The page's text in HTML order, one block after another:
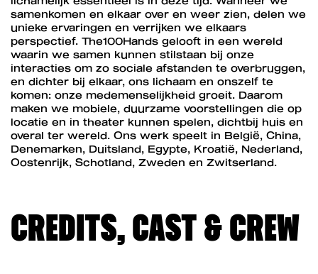
samenkomen en elkaar over en weer zien, delen we
unieke ervaringen en verrijken we elkaars
perspectief. The100Hands gelooft in een wereld
waarin we samen kunnen stilstaan bij onze
interacties om zo sociale afstanden te overbruggen,
en dichter bij elkaar, ons lichaam en onszelf te
komen: onze medemenselijkheid groeit. Daarom
maken we mobiele, duurzame voorstellingen die op
locatie en in theater kunnen spelen, dichtbij huis en
overal ter wereld. Ons werk speelt in België, China,
Denemarken, Duitsland, Egypte, Kroatië, Nederland,
Oostenrijk, Schotland, Zweden en Zwitserland.
CREDITS, CAST & CREW